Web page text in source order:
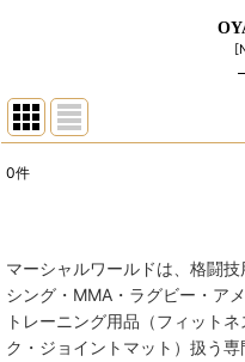
[
0件
マーシャルワールドは、格闘
シング・MMA・ラグビー・ア
トレーニング用品（フィット
ク・ジョイントマット）扱う